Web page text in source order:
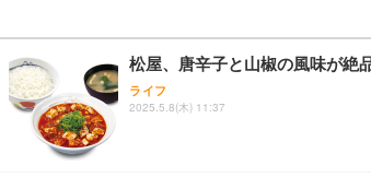
松屋、唐辛子と山椒の風味が絶
ライフ
2025.5.8(木) 11:37